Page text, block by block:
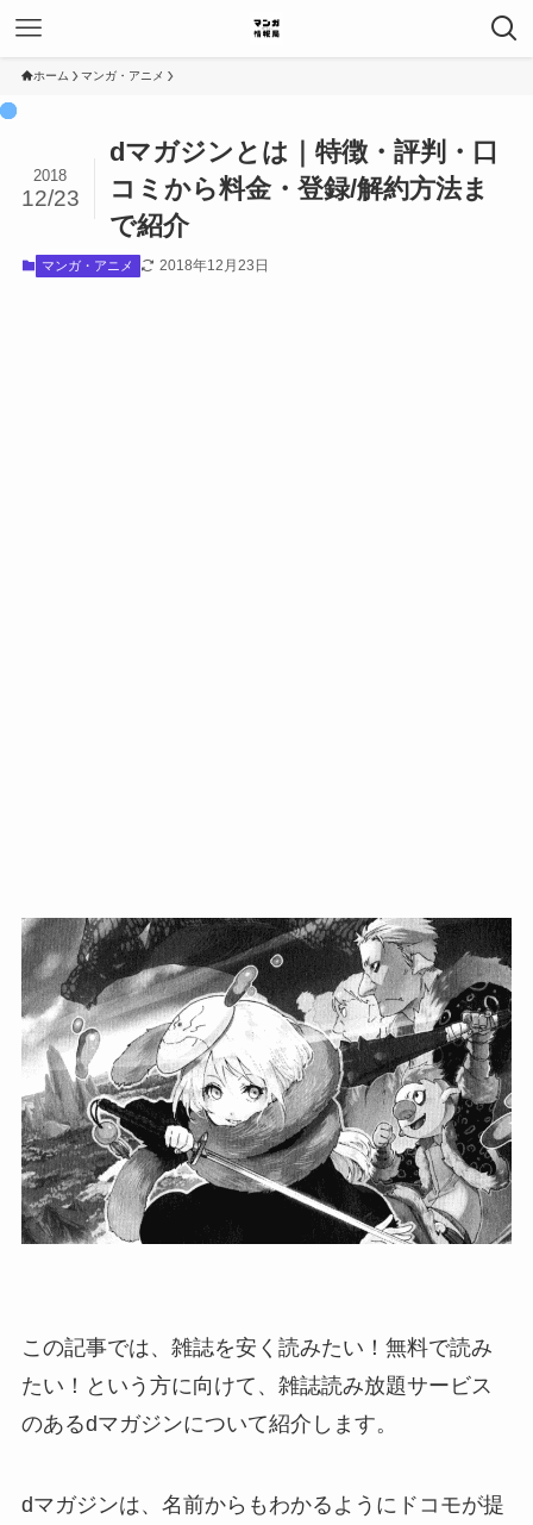
ホーム マンガ・アニメ
dマガジンとは｜特徴・評判・口
コミから料金・登録/解約方法ま
で紹介
2018
12/23
マンガ・アニメ 2018年12月23日
この記事では、雑誌を安く読みたい！無料で読み
たい！という方に向けて、雑誌読み放題サービス
のあるdマガジンについて紹介します。
dマガジンは、名前からもわかるようにドコモが提